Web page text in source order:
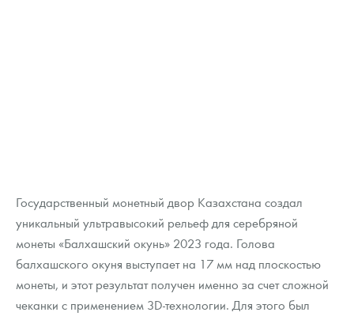
Государственный монетный двор Казахстана создал
уникальный ультравысокий рельеф для серебряной
монеты «Балхашский окунь» 2023 года. Голова
балхашского окуня выступает на 17 мм над плоскостью
монеты, и этот результат получен именно за счет сложной
чеканки с применением 3D-технологии. Для этого был